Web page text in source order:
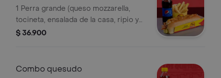
1 Perra grande (queso mozzarella,
tocineta, ensalada de la casa, ripio y
salsas). acompañado de papas a la
$ 36.900
Combo quesudo